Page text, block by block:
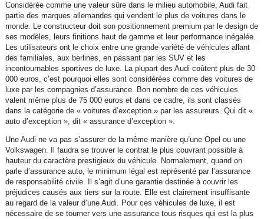
Considérée comme une valeur sûre dans le milieu automobile, Audi fait
partie des marques allemandes qui vendent le plus de voitures dans le
monde. Le constructeur doit son positionnement premium par le design de
ses modèles, leurs finitions haut de gamme et leur performance inégalée.
Les utilisateurs ont le choix entre une grande variété de véhicules allant
des familiales, aux berlines, en passant par les SUV et les
incontournables sportives de luxe. La plupart des Audi coûtent plus de 30
000 euros, c’est pourquoi elles sont considérées comme des voitures de
luxe par les compagnies d’assurance. Bon nombre de ces véhicules
valent même plus de 75 000 euros et dans ce cadre, ils sont classés
dans la catégorie de « voitures d’exception » par les assureurs. Qui dit «
auto d’exception », dit « assurance d’exception ».
Une Audi ne va pas s’assurer de la même manière qu’une Opel ou une
Volkswagen. Il faudra se trouver le contrat le plus couvrant possible à
hauteur du caractère prestigieux du véhicule. Normalement, quand on
parle d’assurance auto, le minimum légal est représenté par l’assurance
de responsabilité civile. Il s’agit d’une garantie destinée à couvrir les
préjudices causés aux tiers sur la route. Elle est clairement insuffisante
au regard de la valeur d’une Audi. Pour ces véhicules de luxe, il est
nécessaire de se tourner vers une assurance tous risques qui est la plus